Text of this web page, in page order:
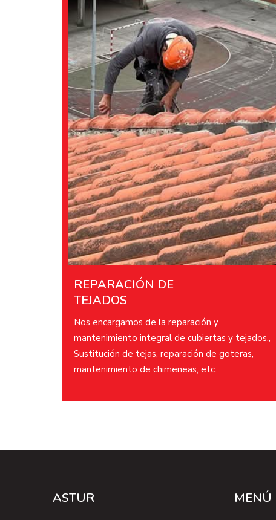
REPARACIÓN DE
TEJADOS
Nos encargamos de la reparación y
mantenimiento integral de cubiertas y tejados.,
Sustitución de tejas, reparación de goteras,
mantenimiento de chimeneas, etc.​
ASTUR MENÚ